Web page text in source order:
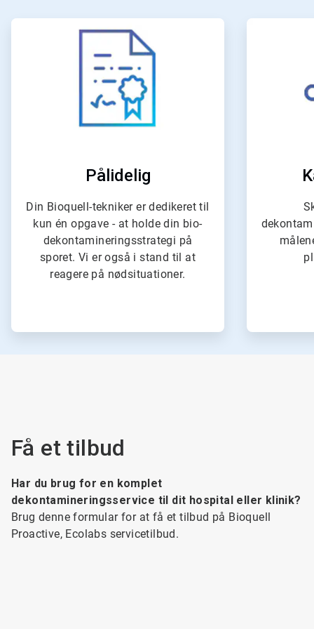
1
4
Pålidelig
Din Bioquell-tekniker er dedikeret til
kun én opgave - at holde din bio-
dekontamineringsstrategi på
sporet. Vi er også i stand til at
reagere på nødsituationer.
Få et tilbud
Har du brug for en komplet
dekontamineringsservice til dit hospital eller klinik?
Brug denne formular for at få et tilbud på Bioquell
Proactive, Ecolabs servicetilbud.